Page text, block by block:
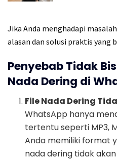
Jika Anda menghadapi
alasan dan solusi praktis yang
Penyebab Tidak
Nada Dering di
File Nada Dering
WhatsApp hanya
tertentu seperti MP3,
Anda memiliki format
nada dering tidak